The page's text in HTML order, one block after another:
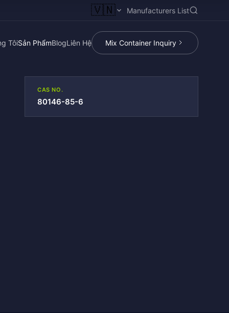
🇻🇳 Manufacturers List
TôiSản PhẩmBlogLiên Hệ Mix Container Inquiry
CAS NO.
80146-85-6